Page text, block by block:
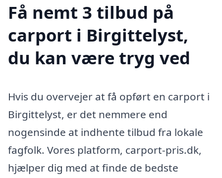
Få nemt 3 tilbud på
carport i Birgittelyst,
du kan være tryg ved
Hvis du overvejer at få opført en carport i
Birgittelyst, er det nemmere end
nogensinde at indhente tilbud fra lokale
fagfolk. Vores platform, carport-pris.dk,
hjælper dig med at finde de bedste